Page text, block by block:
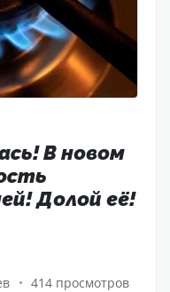
В новом
Долой её!
414 просмотров